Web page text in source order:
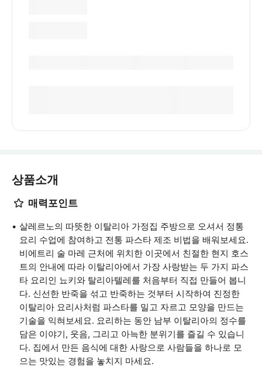
상품소개
매력포인트
살레르노의 따뜻한 이탈리아 가정집 주방으로 오셔서 정통
요리 수업에 참여하고 전통 파스타 제조 비법을 배워보세요.
비에트리 술 마레 근처에 위치한 이곳에서 친절한 현지 호스
트의 안내에 따라 이탈리아에서 가장 사랑받는 두 가지 파스
타 요리인 뇨키와 탈리아텔레를 처음부터 직접 만들어 봅니
다. 신선한 반죽을 섞고 반죽하는 것부터 시작하여 진정한
이탈리아 요리사처럼 파스타를 밀고 자르고 모양을 만드는
기술을 익혀보세요. 요리하는 동안 남부 이탈리아의 정수를
담은 이야기, 웃음, 그리고 아늑한 분위기를 즐길 수 있습니
다. 집에서 만든 음식에 대한 사랑으로 사람들을 하나로 모
으는 맛있는 경험을 놓치지 마세요.